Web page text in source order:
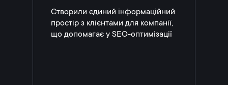
Створили єдиний інформаційний
простір з клієнтами для компанії,
що допомагає у SEO-оптимізації